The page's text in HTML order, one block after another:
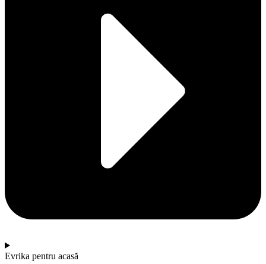
Evrika pentru acasă